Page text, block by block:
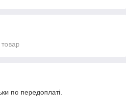
по передоплаті.